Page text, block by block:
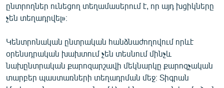
ընտրողներ ունեցող տեղամասերում է, որ այդ խցիկները
չեն տեղադրվել»։
Կենտրոնական ընտրական հանձնաժողովում որևէ
օրենսդրական խախտում չեն տեսնում մինչև
նախընտրական քարոզարշավի մեկնարկը քարոզչական
տարբեր պաստառների տեղադրման մեջ։ Տիգրան